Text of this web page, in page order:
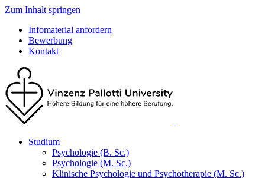
Zum Inhalt springen
Infomaterial anfordern
Bewerbung
Kontakt
Studium
Psychologie (B. Sc.)
Psychologie (M. Sc.)
Klinische Psychologie und Psychotherapie (M. Sc.)